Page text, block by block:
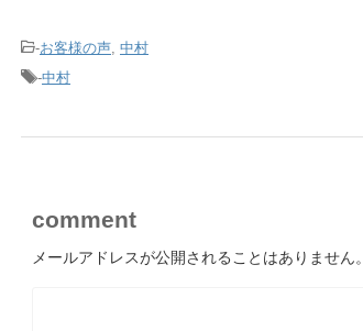
-お客様の声, 中村
-中村
comment
メールアドレスが公開されることはありません。